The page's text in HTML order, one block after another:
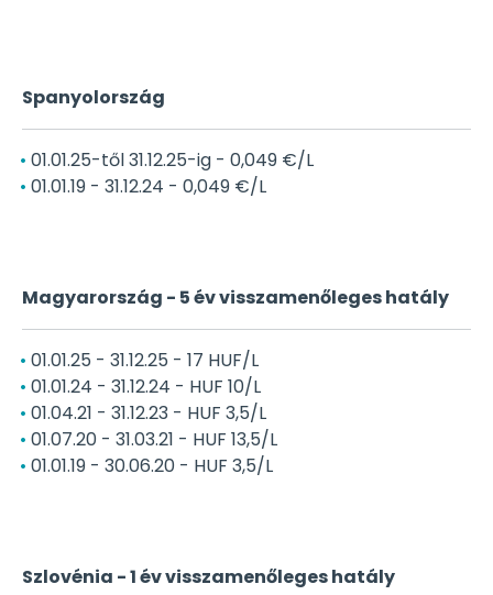
Spanyolország
01.01.25-től 31.12.25-ig - 0,049 €/L
01.01.19 - 31.12.24 - 0,049 €/L
Magyarország - 5 év visszamenőleges hatály
01.01.25 - 31.12.25 - 17 HUF/L
01.01.24 - 31.12.24 - HUF 10/L
01.04.21 - 31.12.23 - HUF 3,5/L
01.07.20 - 31.03.21 - HUF 13,5/L
01.01.19 - 30.06.20 - HUF 3,5/L
Szlovénia - 1 év visszamenőleges hatály